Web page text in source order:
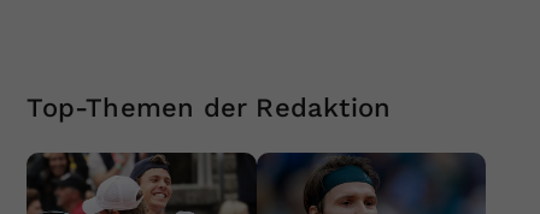
Top-Themen der Redaktion